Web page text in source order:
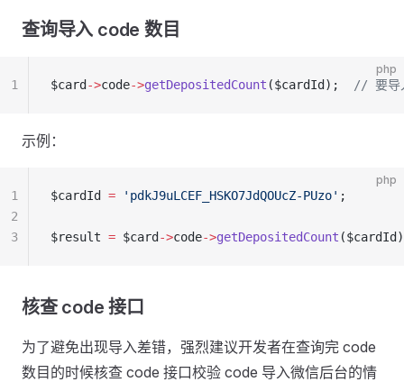
查询导入 code 数目
php
$card ->code->getDepositedCount ($cardId); // 要导
1
示例：
php
$cardId = 'pdkJ9uLCEF_HSKO7JdQOUcZ-PUzo' ;
$result = $card ->code->getDepositedCount
1
2
3
核查 code 接口
为了避免出现导入差错，强烈建议开发者在查询完 code
数目的时候核查 code 接口校验 code 导入微信后台的情